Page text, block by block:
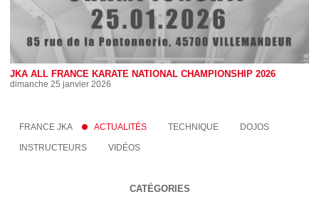
JKA ALL FRANCE KARATE NATIONAL CHAMPIONSHIP 2026
dimanche 25 janvier 2026
FRANCE JKA ACTUALITÉS TECHNIQUE DOJOS
INSTRUCTEURS VIDÉOS
CATÉGORIES